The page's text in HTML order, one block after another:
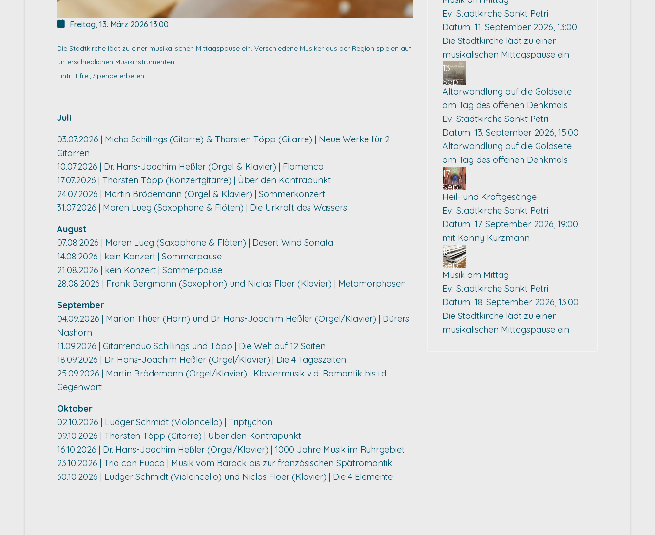
Freitag, 13. März 2026 13:00
Die Stadtkirche lädt zu einer musikalischen Mittagspause ein. Verschiedene Musiker aus der Region spielen auf
unterschiedlichen Musikinstrumenten.
Eintritt frei, Spende erbeten
Juli
03.07.2026 | Micha Schillings (Gitarre) & Thorsten Töpp (Gitarre) | Neue Werke für 2
Gitarren
10.07.2026 | Dr. Hans-Joachim Heßler (Orgel & Klavier) | Flamenco
17.07.2026 | Thorsten Töpp (Konzertgitarre) | Über den Kontrapunkt
24.07.2026 | Martin Brödemann (Orgel & Klavier) | Sommerkonzert
31.07.2026 | Maren Lueg (Saxophone & Flöten) | Die Urkraft des Wassers
August
07.08.2026 | Maren Lueg (Saxophone & Flöten) | Desert Wind Sonata
14.08.2026 | kein Konzert | Sommerpause
21.08.2026 | kein Konzert | Sommerpause
28.08.2026 | Frank Bergmann (Saxophon) und Niclas Floer (Klavier) | Metamorphosen
September
04.09.2026 | Marlon Thüer (Horn) und Dr. Hans-Joachim Heßler (Orgel/Klavier) | Dürers
Nashorn
11.09.2026 | Gitarrenduo Schillings und Töpp | Die Welt auf 12 Saiten
18.09.2026 | Dr. Hans-Joachim Heßler (Orgel/Klavier) | Die 4 Tageszeiten
25.09.2026 | Martin Brödemann (Orgel/Klavier) | Klaviermusik v.d. Romantik bis i.d.
Gegenwart
Oktober
02.10.2026 | Ludger Schmidt (Violoncello) | Triptychon
09.10.2026 | Thorsten Töpp (Gitarre) | Über den Kontrapunkt
16.10.2026 | Dr. Hans-Joachim Heßler (Orgel/Klavier) | 1000 Jahre Musik im Ruhrgebiet
23.10.2026 | Trio con Fuoco | Musik vom Barock bis zur französischen Spätromantik
30.10.2026 | Ludger Schmidt (Violoncello) und Niclas Floer (Klavier) | Die 4 Elemente
Ev. Stadtkirche Sankt Petri
Datum: 11. September 2026, 13:00
Die Stadtkirche lädt zu einer
musikalischen Mittagspause ein
13
Sep.
Altarwandlung auf die Goldseite
am Tag des offenen Denkmals
Ev. Stadtkirche Sankt Petri
Datum: 13. September 2026, 15:00
Altarwandlung auf die Goldseite
am Tag des offenen Denkmals
17
Sep.
Heil- und Kraftgesänge
Ev. Stadtkirche Sankt Petri
Datum: 17. September 2026, 19:00
mit Konny Kurzmann
18
Sep.
Musik am Mittag
Ev. Stadtkirche Sankt Petri
Datum: 18. September 2026, 13:00
Die Stadtkirche lädt zu einer
musikalischen Mittagspause ein